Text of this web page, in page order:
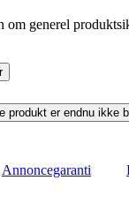
generel
produkt er endnu ikke
Annoncegaranti